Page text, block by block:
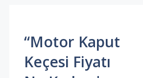
“Motor Kaput
Keçesi Fiyatı